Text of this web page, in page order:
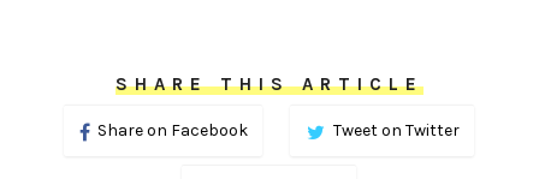
SHARE THIS ARTICLE
Share on Facebook Tweet on Twitter